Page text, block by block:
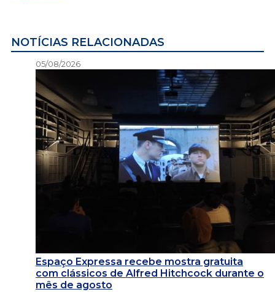
NOTÍCIAS RELACIONADAS
05/08/2026
Espaço Expressa recebe mostra gratuita
com clássicos de Alfred Hitchcock durante o
mês de agosto